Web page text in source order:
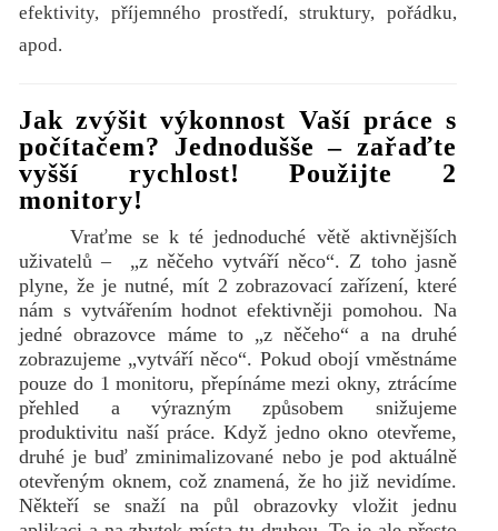
efektivity, příjemného prostředí, struktury, pořádku,
apod.
Jak zvýšit výkonnost Vaší práce s
počítačem? Jednodušše – zařaďte
vyšší rychlost! Použijte 2
monitory!
Vraťme se k té jednoduché větě aktivnějších
uživatelů – „z něčeho vytváří něco“. Z toho jasně
plyne, že je nutné, mít 2 zobrazovací zařízení, které
nám s vytvářením hodnot efektivněji pomohou. Na
jedné obrazovce máme to „z něčeho“ a na druhé
zobrazujeme „vytváří něco“. Pokud obojí vměstnáme
pouze do 1 monitoru, přepínáme mezi okny, ztrácíme
přehled a výrazným způsobem snižujeme
produktivitu naší práce. Když jedno okno otevřeme,
druhé je buď zminimalizované nebo je pod aktuálně
otevřeným oknem, což znamená, že ho již nevidíme.
Někteří se snaží na půl obrazovky vložit jednu